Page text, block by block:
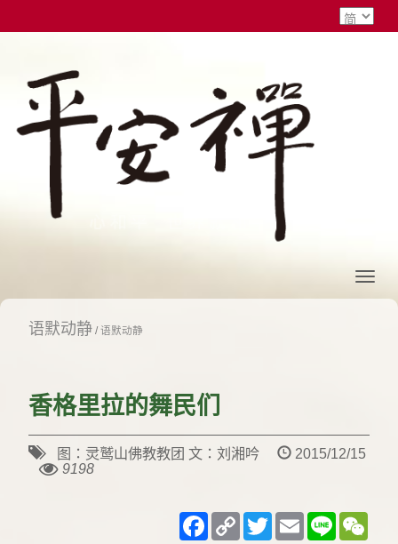
语默动静/语默动静
香格里拉的舞民们
图：灵鹫山佛教教团 文：刘湘吟
2015/12/15
9198
Facebook
Copy
Link
TwitterEmailLine